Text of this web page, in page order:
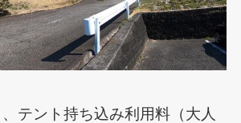
テント持ち込み利用料（大人